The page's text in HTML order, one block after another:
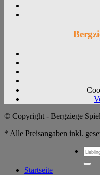
© Copyright - Bergziege
* Alle Preisangaben inkl.
nach:
Startseite